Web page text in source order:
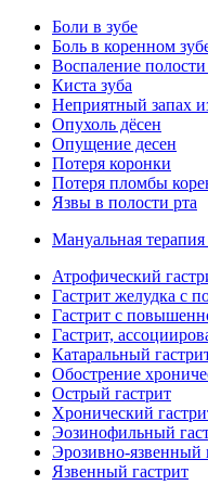
Боли в зубе
Боль в коренном
Воспаление полости
Киста зуба
Неприятный запах
Опухоль дёсен
Опущение десен
Потеря коронки
Потеря пломбы
Язвы в полости рта
Мануальная терапия
Атрофический
Гастрит желудка с
Гастрит с
Гастрит,
Катаральный
Обострение
Острый гастрит
Хронический
Эозинофильный
Эрозивно-язвенный
Язвенный гастрит